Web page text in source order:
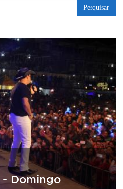
Pesquisar
- Domingo